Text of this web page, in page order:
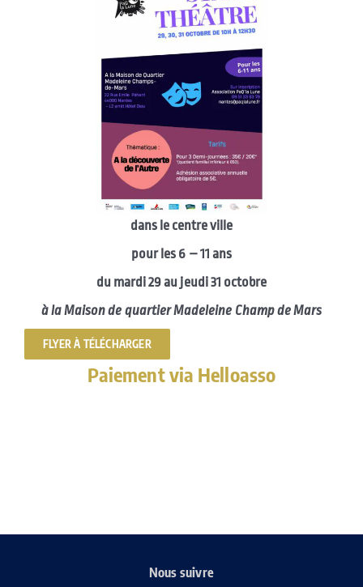
dans le centre ville
pour les 6 – 11 ans
du mardi 29 au jeudi 31 octobre
à la Maison de quartier Madeleine Champ de Mars
FLYER À TÉLÉCHARGER
Paiement via Helloasso
Nous suivre